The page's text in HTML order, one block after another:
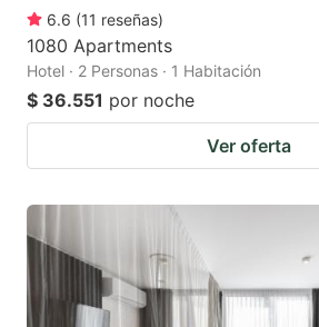
6.6 (11 reseñas)
1080 Apartments
Hotel · 2 Personas · 1 Habitación
$ 36.551 por noche
Ver oferta